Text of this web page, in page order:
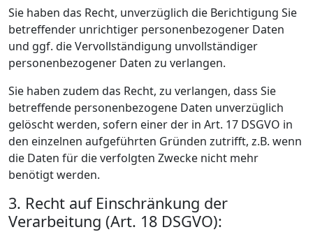
Sie haben das Recht, unverzüglich die Berichtigung Sie
betreffender unrichtiger personenbezogener Daten
und ggf. die Vervollständigung unvollständiger
personenbezogener Daten zu verlangen.
Sie haben zudem das Recht, zu verlangen, dass Sie
betreffende personenbezogene Daten unverzüglich
gelöscht werden, sofern einer der in Art. 17 DSGVO in
den einzelnen aufgeführten Gründen zutrifft, z.B. wenn
die Daten für die verfolgten Zwecke nicht mehr
benötigt werden.
3. Recht auf Einschränkung der
Verarbeitung (Art. 18 DSGVO):